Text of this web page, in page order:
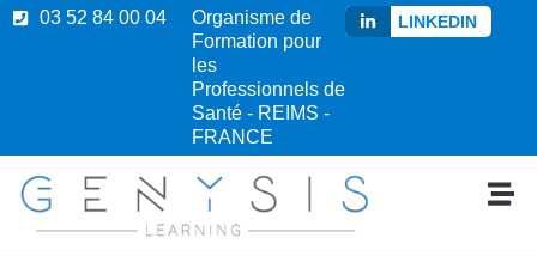
03 52 84 00 04
Organisme de
Formation pour
les
Professionnels de
Santé - REIMS -
FRANCE
LINKEDIN